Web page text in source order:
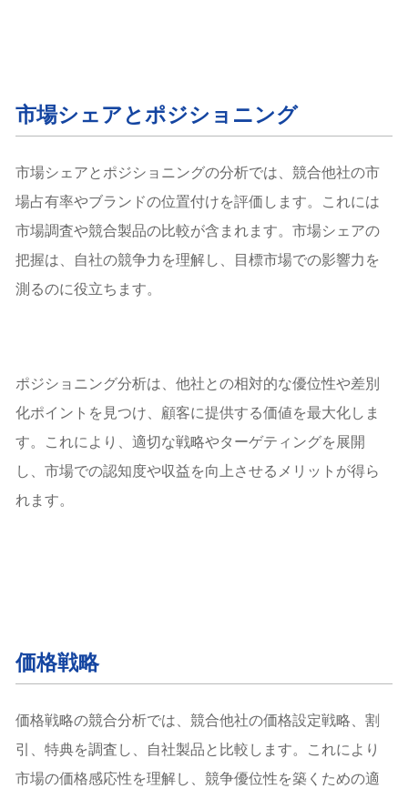
市場シェアとポジショニング
市場シェアとポジショニングの分析では、競合他社の市
場占有率やブランドの位置付けを評価します。これには
市場調査や競合製品の比較が含まれます。市場シェアの
把握は、自社の競争力を理解し、目標市場での影響力を
測るのに役立ちます。
ポジショニング分析は、他社との相対的な優位性や差別
化ポイントを見つけ、顧客に提供する価値を最大化しま
す。これにより、適切な戦略やターゲティングを展開
し、市場での認知度や収益を向上させるメリットが得ら
れます。
価格戦略
価格戦略の競合分析では、競合他社の価格設定戦略、割
引、特典を調査し、自社製品と比較します。これにより
市場の価格感応性を理解し、競争優位性を築くための適